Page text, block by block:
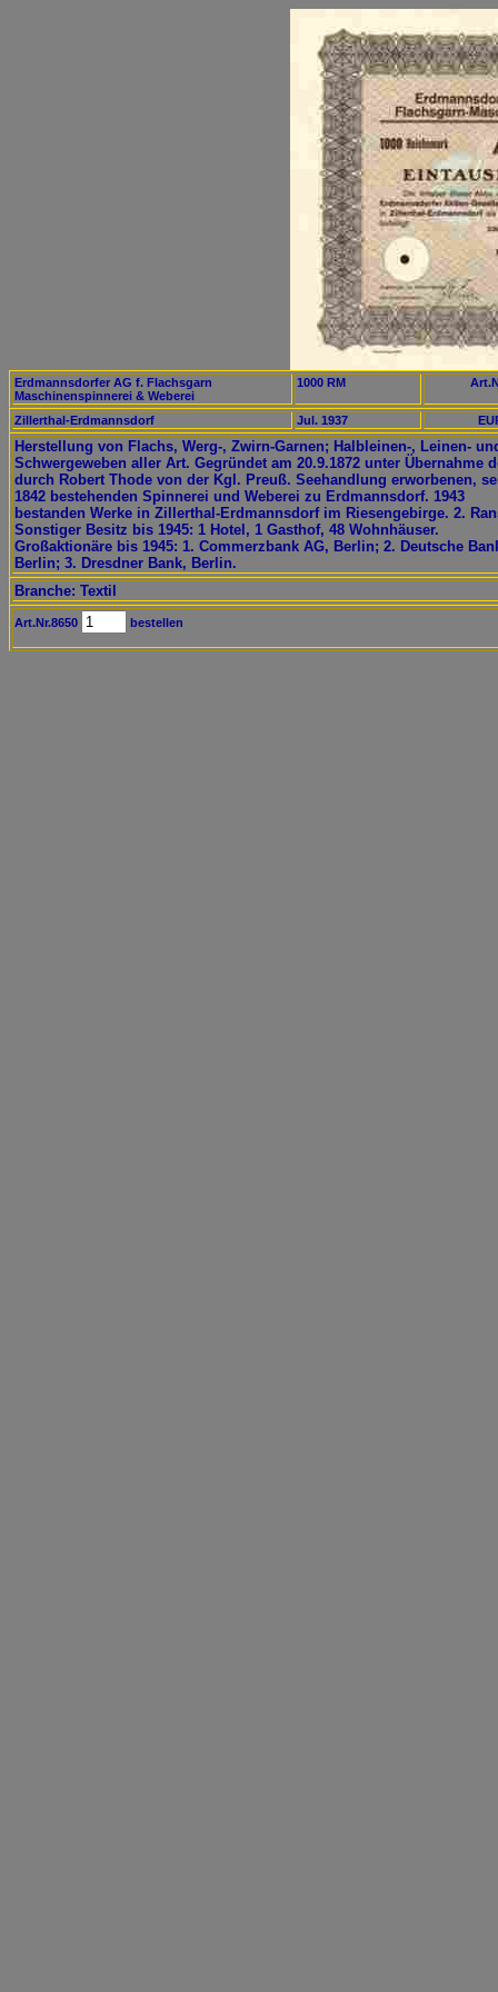
Erdmannsdorfer AG f. Flachsgarn
Maschinenspinnerei & Weberei
1000 RM
Zillerthal-Erdmannsdorf Jul. 1937
Herstellung von Flachs, Werg-, Zwirn-Garnen; Halbleinen-, Leinen-
Schwergeweben aller Art. Gegründet am 20.9.1872 unter Übernahme
durch Robert Thode von der Kgl. Preuß. Seehandlung erworbenen,
1842 bestehenden Spinnerei und Weberei zu Erdmannsdorf. 1943
bestanden Werke in Zillerthal-Erdmannsdorf im Riesengebirge. 2.
Sonstiger Besitz bis 1945: 1 Hotel, 1 Gasthof, 48 Wohnhäuser.
Großaktionäre bis 1945: 1. Commerzbank AG, Berlin; 2. Deutsche
Berlin; 3. Dresdner Bank, Berlin.
Branche: Textil
Art.Nr.8650 bestellen